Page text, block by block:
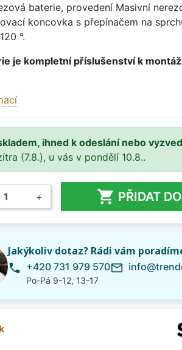
baterie, provedení Masivní
koncovka s přepínačem na
°.
je kompletní příslušenství k
ihned k odeslání nebo
(7.8.), u vás v pondělí 10.8..
+  PŘIDAT
Jakýkoliv dotaz? Rádi vám
phone +420 731 979 570
Po-Pá 9-12, 13-17
mail_outline